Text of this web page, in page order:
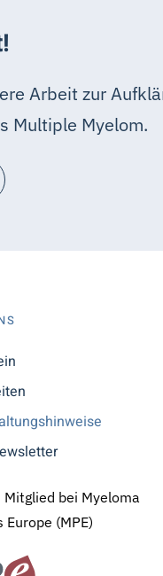
Arbeit zur
Multiple Myelom.
Mitglied bei Myeloma
Europe (MPE)